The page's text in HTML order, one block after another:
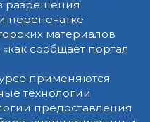
разрешения
перепечатке
материалов
сообщает портал
применяются
технологии
предоставления